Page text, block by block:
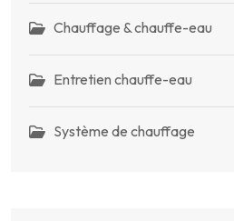
Chauffage & chauffe-eau
Entretien chauffe-eau
Système de chauffage